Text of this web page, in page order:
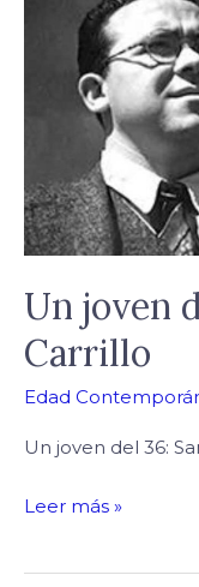
Un joven
Carrillo
Edad
Un joven del 36:
Santiago
Carrillo
Leer más »